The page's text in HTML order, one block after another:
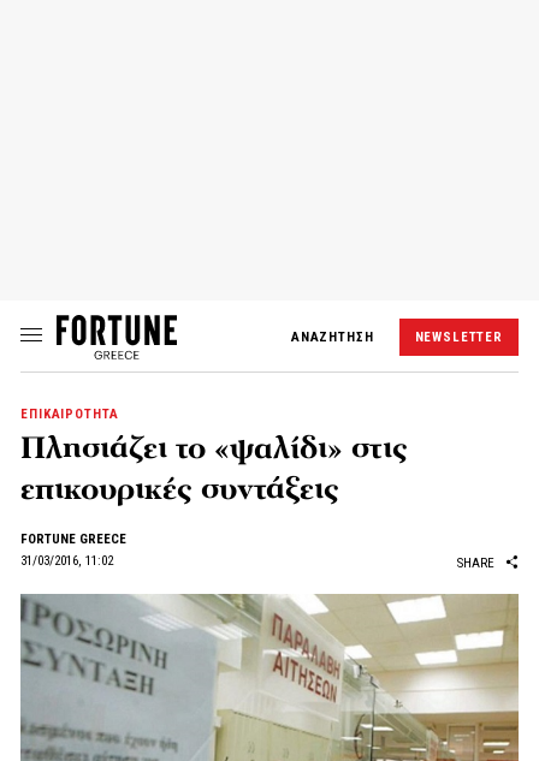
ΑΝΑΖΗΤΗΣΗ NEWSLETTER
ΕΠΙΚΑΙΡΟΤΗΤΑ
Πλησιάζει το «ψαλίδι» στις
επικουρικές συντάξεις
FORTUNE GREECE
31/03/2016, 11:02
SHARE